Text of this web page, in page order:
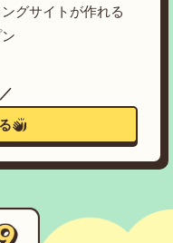
グサイトが作れる